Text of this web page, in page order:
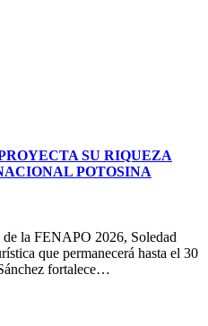
SU RIQUEZA
POTOSINA
la FENAPO 2026, Soledad
que permanecerá hasta el 30
fortalece…